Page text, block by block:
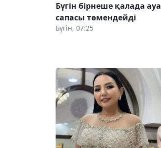
Бүгін бірнеше қалада ауа
сапасы төмендейді
Бүгін, 07:25